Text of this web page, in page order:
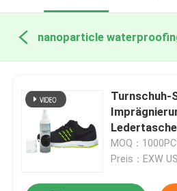
Turnschuh-
MOQ：
Preis：EXW